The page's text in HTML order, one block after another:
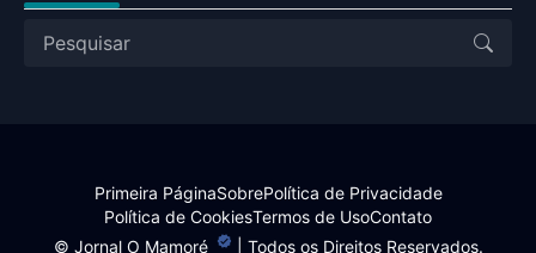
© Jornal O Mamoré | Todos os Direitos Reservados.
Primeira PáginaSobrePolítica de Privacidade
Política de CookiesTermos de UsoContato